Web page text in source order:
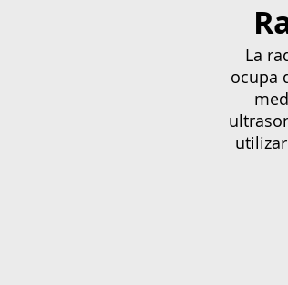
La
ocupa